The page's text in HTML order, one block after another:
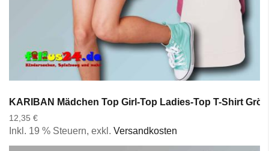
KARIBAN Mädchen Top Girl-Top Ladies-Top T-Shirt
12,35 €
Inkl. 19 % Steuern, exkl. Versandkosten